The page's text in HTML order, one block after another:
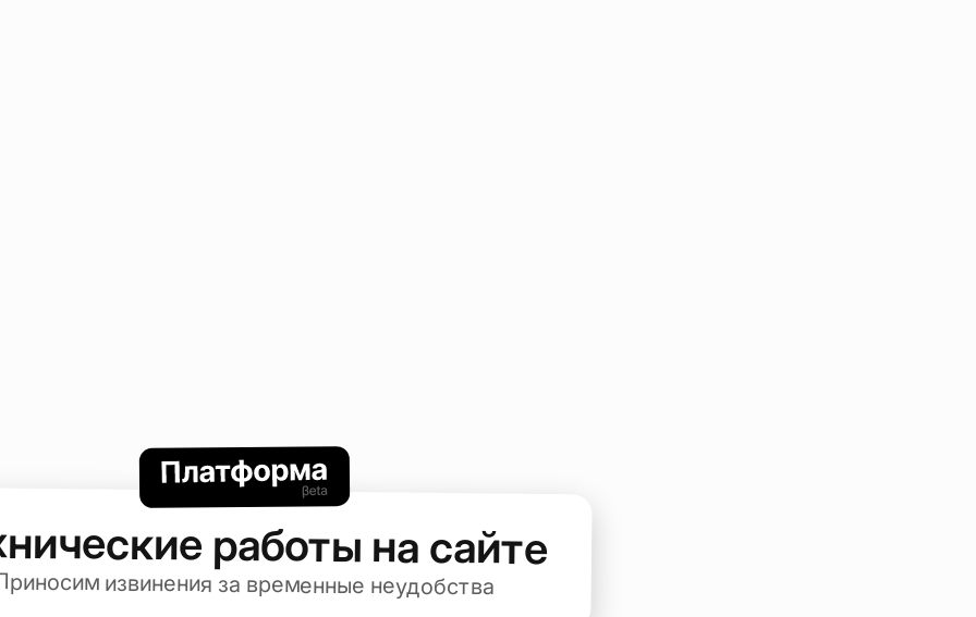
работы на сайте
извинения за временные неудобства